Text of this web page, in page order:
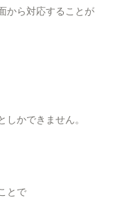
から対応することが
かできません。
とで